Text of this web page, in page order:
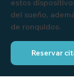
estos
del sueño,
de ronquidos.
Reservar